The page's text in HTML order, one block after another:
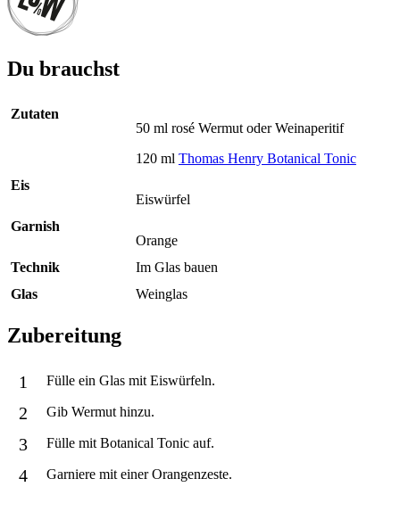
Du brauchst
Zutaten
50 ml rosé Wermut oder Weinaperitif
120 ml Thomas Henry Botanical Tonic
Eis
Eiswürfel
Garnish
Orange
Technik
Im Glas bauen
Glas
Weinglas
Zubereitung
Fülle ein Glas mit Eiswürfeln.
Gib Wermut hinzu.
Fülle mit Botanical Tonic auf.
Garniere mit einer Orangenzeste.